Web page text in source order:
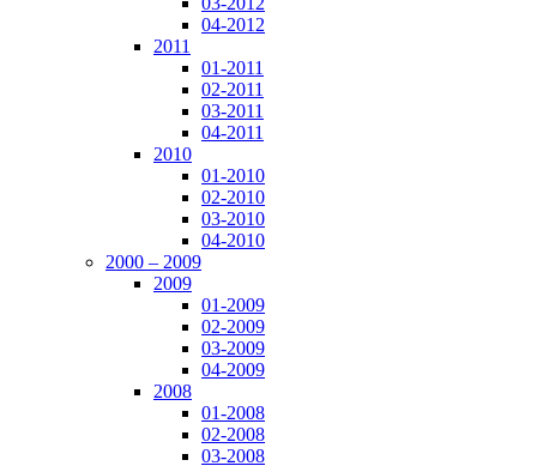
04-2012
2011
01-2011
02-2011
03-2011
04-2011
2010
01-2010
02-2010
03-2010
04-2010
2000 – 2009
2009
01-2009
02-2009
03-2009
04-2009
2008
01-2008
02-2008
03-2008